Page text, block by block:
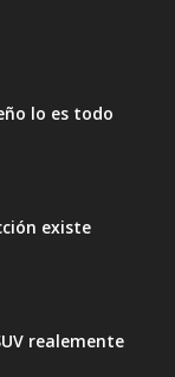
lo es todo
existe
realemente